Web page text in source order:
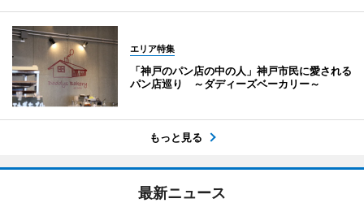
エリア特集
「神戸のパン店の中の人」神戸市民に愛される
パン店巡り ～ダディーズベーカリー～
もっと見る
最新ニュース